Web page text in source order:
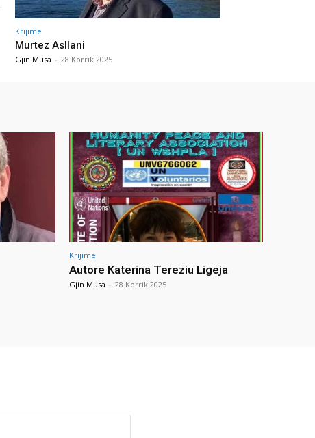
Krijime
Murtez Asllani
Gjin Musa - 28 Korrik 2025
Krijime
Autore Katerina Tereziu Ligeja
Gjin Musa - 28 Korrik 2025